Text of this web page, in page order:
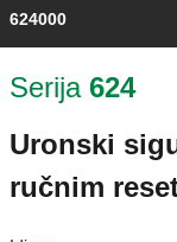
624000
Serija 624
Uronski
ručnim